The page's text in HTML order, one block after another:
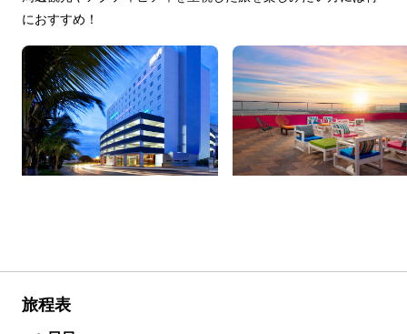
におすすめ！
旅程表